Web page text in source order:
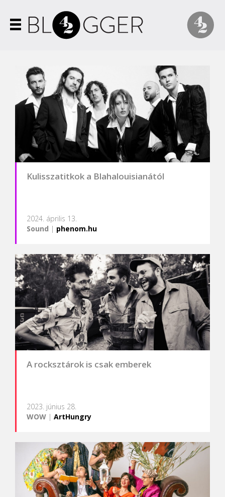
Kulisszatitkok a Blahalouisianától
2024. április 13.
Sound | phenom.hu
A rocksztárok is csak emberek
2023. június 28.
WOW | ArtHungry